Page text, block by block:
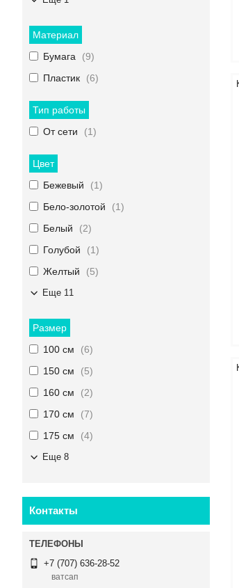
Материал
Бумага
9
Пластик
6
Тип работы
От сети
1
Цвет
Бежевый
1
Бело-золотой
1
Белый
2
Голубой
1
Желтый
5
Еще 11
Размер
100 см
6
150 см
5
160 см
2
170 см
7
175 см
4
Еще 8
Контакты
+7 (707) 636-28-52
ватсап